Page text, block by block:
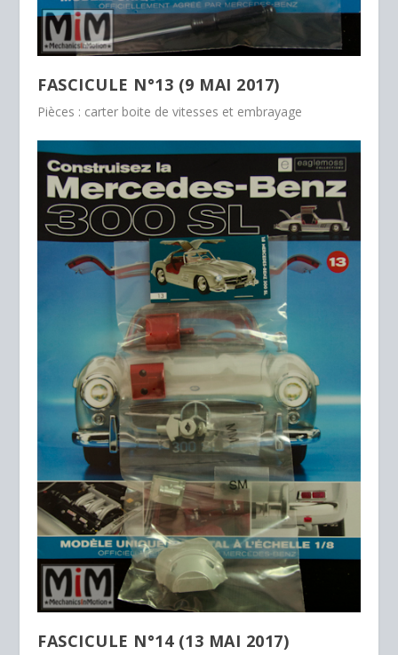
FASCICULE N°13 (9 MAI 2017)
Pièces : carter boite de vitesses et embrayage
FASCICULE N°14 (13 MAI 2017)